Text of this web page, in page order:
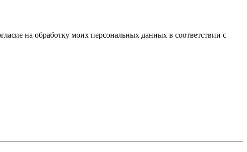
на обработку моих персональных данных в соответствии с